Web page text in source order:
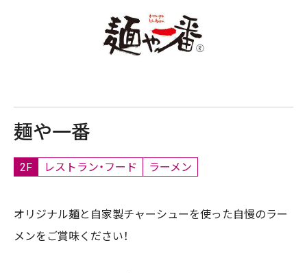
麺や一番
2F レストラン・フード ラーメン
オリジナル麺と自家製チャーシューを使った自慢のラー
メンをご賞味ください！